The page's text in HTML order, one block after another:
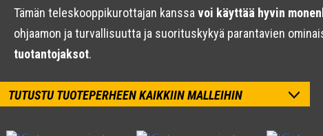
Tämän teleskooppikurottajan kanssa voi käyttää hyvin
ohjaamon ja turvallisuutta ja suorituskykyä parantavien
tuotantojaksot.
TUTUSTU TUOTEPERHEEN KAIKKIIN MALLEIHIN